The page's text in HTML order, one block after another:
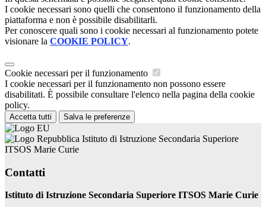
I cookie necessari sono quelli che consentono il funzionamento della
piattaforma e non è possibile disabilitarli.
Per conoscere quali sono i cookie necessari al funzionamento potete
visionare la COOKIE POLICY.
Cookie necessari per il funzionamento
I cookie necessari per il funzionamento non possono essere
disabilitati. È possibile consultare l'elenco nella pagina della cookie
policy.
Accetta tutti Salva le preferenze
Istituto di Istruzione Secondaria Superiore
ITSOS Marie Curie
Contatti
Istituto di Istruzione Secondaria Superiore ITSOS Marie Curie